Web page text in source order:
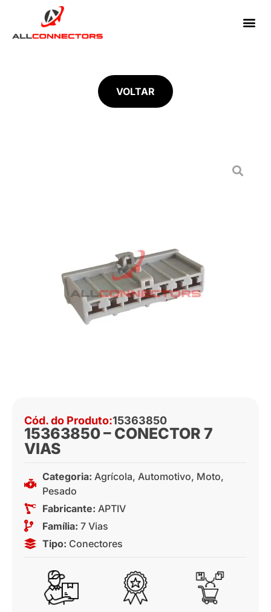
VOLTAR
Cód. do Produto:15363850
15363850 – CONECTOR 7
VIAS
Categoria: Agrícola, Automotivo, Moto,
Pesado
Fabricante: APTIV
Família: 7 Vias
Tipo: Conectores